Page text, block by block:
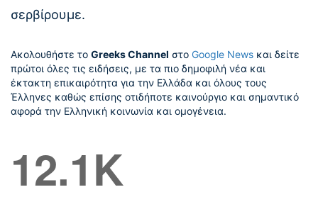
σερβίρουμε.
Ακολουθήστε το Greeks Channel στο Google News και δείτε
πρώτοι όλες τις ειδήσεις, με τα πιο δημοφιλή νέα και
έκτακτη επικαιρότητα για την Ελλάδα και όλους τους
Έλληνες καθώς επίσης οτιδήποτε καινούργιο και σημαντικό
αφορά την Ελληνική κοινωνία και ομογένεια.
12.1K